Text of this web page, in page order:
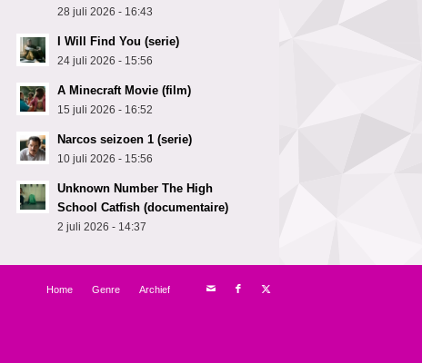
28 juli 2026 - 16:43
I Will Find You (serie)
24 juli 2026 - 15:56
A Minecraft Movie (film)
15 juli 2026 - 16:52
Narcos seizoen 1 (serie)
10 juli 2026 - 15:56
Unknown Number The High
School Catfish (documentaire)
2 juli 2026 - 14:37
Home Genre Archief